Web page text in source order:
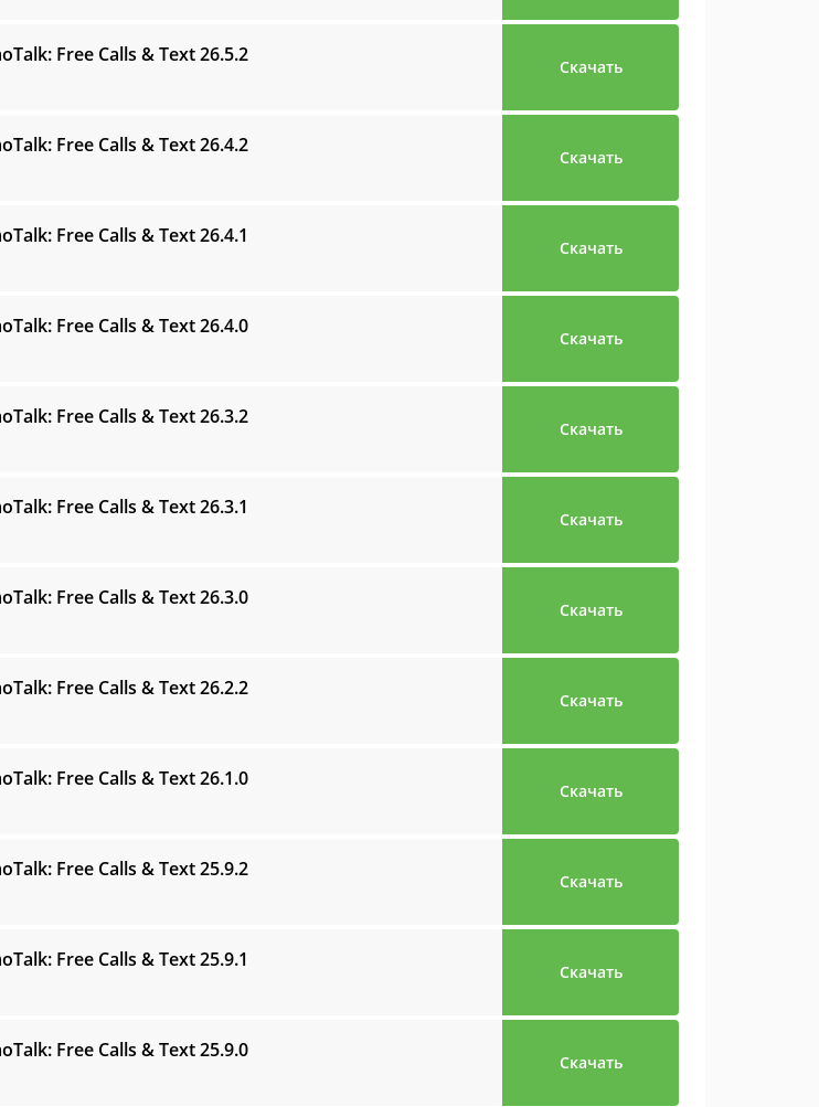
Free Calls & Text26.5.2
Скачать
Free Calls & Text26.4.2
Скачать
Free Calls & Text26.4.1
Скачать
Free Calls & Text26.4.0
Скачать
Free Calls & Text26.3.2
Скачать
Free Calls & Text26.3.1
Скачать
Free Calls & Text26.3.0
Скачать
Free Calls & Text26.2.2
Скачать
Free Calls & Text26.1.0
Скачать
Free Calls & Text25.9.2
Скачать
Free Calls & Text25.9.1
Скачать
Free Calls & Text25.9.0
Скачать